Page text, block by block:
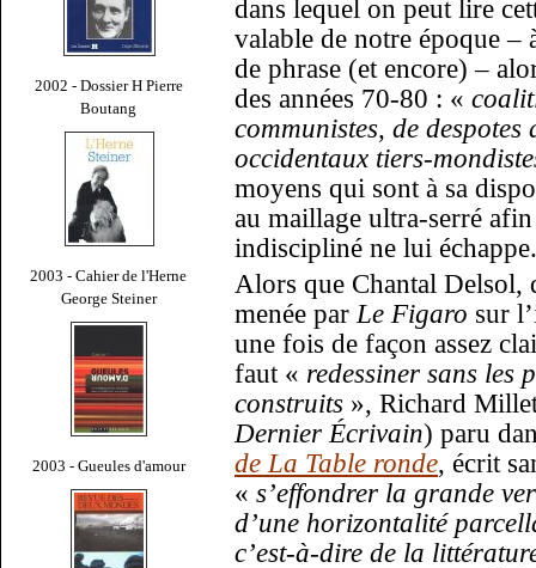
2002 - Dossier H Pierre
Boutang
2003 - Cahier de l'Herne
George Steiner
2003 - Gueules d'amour
dans lequel on peut lire
valable de notre époque –
de phrase (et encore) –
des années 70-80 : «
communistes, de
occidentaux tiers-
moyens qui sont à sa
au maillage ultra-serré
indiscipliné ne lui échappe.
Alors que Chantal Delsol,
menée parLe Figaro sur
une fois de façon assez
faut « redessiner sans les
construits », Richard
Dernier Écrivain) paru
de La Table ronde, écrit
« s’effondrer la grande
d’une horizontalité
c’est-à-dire de la